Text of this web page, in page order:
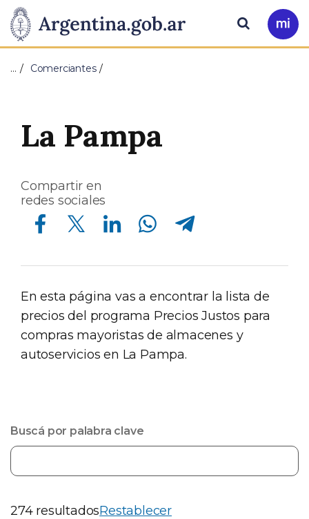
Presidencia
de
Nación
Pasar al contenido principal
Ir
a
Buscar
… Comerciantes
La Pampa
Compartir en
redes sociales
Compartir en Facebook Compartir en Twitter Compartir en Linkedin Compartir en Whatsapp Compartir en Telegram
En esta página vas a encontrar la lista de
precios del programa Precios Justos para
compras mayoristas de almacenes y
autoservicios en La Pampa.
Buscá por palabra clave
274 resultadosRestablecer